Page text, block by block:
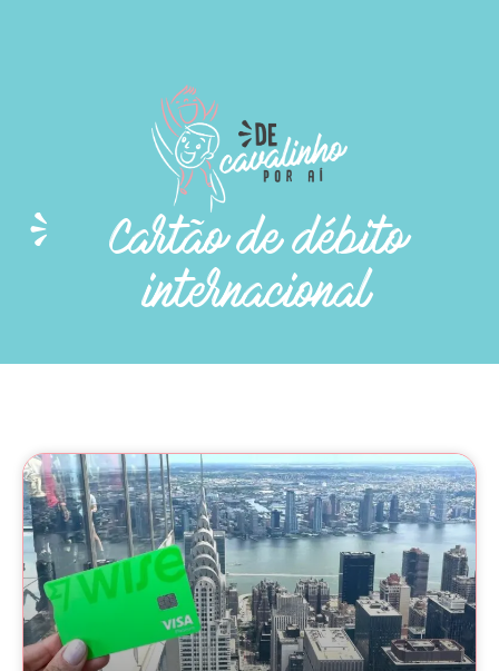
Cartão de débito
internacional